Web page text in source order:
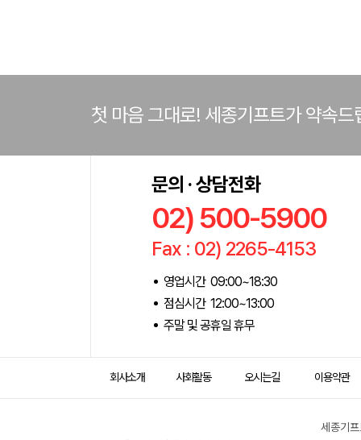
첫 마음 그대로! 세종기프트가 약속드
문의 · 상담전화
02) 500-5900
Fax : 02) 2265-4153
영업시간 09:00~18:30
점심시간 12:00~13:00
주말 및 공휴일 휴무
회사소개 사회활동 오시는길 이용약관
세종기